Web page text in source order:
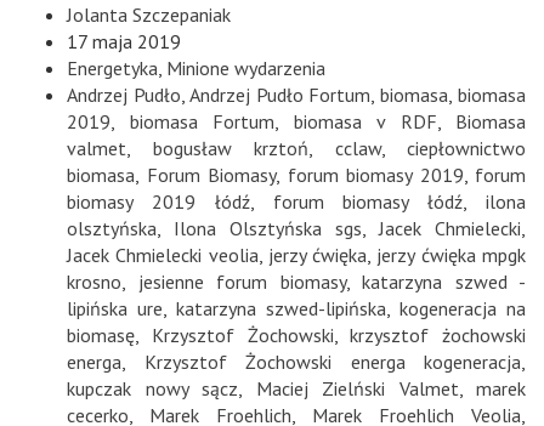
Jolanta Szczepaniak
17 maja 2019
Energetyka Minione wydarzenia
Andrzej Pudło Andrzej Pudło Fortum ,biomasa ,biomasa
2019
biomasa Fortum biomasa v RDF
Biomasa
valmet
bogusław krztoń cclaw, ciepłownictwo
biomasa Forum Biomasy, forum biomasy 2019 forum
biomasy 2019 łódź, forum biomasy łódź ,ilona
olsztyńska
Ilona Olsztyńska sgs Jacek Chmielecki
Jacek Chmielecki veolia jerzy ćwięka jerzy ćwięka mpgk
krosno
jesienne forum biomasy, katarzyna szwed -
lipińska ure katarzyna szwed-lipińska kogeneracja na
biomasę
Krzysztof Żochowski ,krzysztof żochowski
energa
Krzysztof Żochowski energa kogeneracja
kupczak nowy sącz
Maciej Zielński Valmet
marek
cecerko
Marek Froehlich Marek Froehlich Veolia